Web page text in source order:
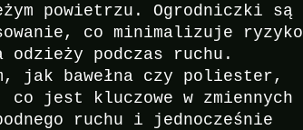
powietrzu. Ogrodniczki są
co minimalizuje ryzyko
podczas ruchu.
jak bawełna czy poliester,
jest kluczowe w zmiennych
ruchu i jednocześnie